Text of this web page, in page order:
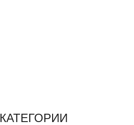
КАТЕГОРИИ